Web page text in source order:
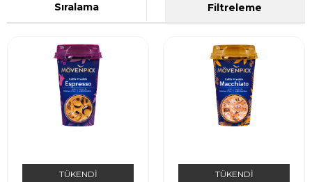
Filtreleme
Sıralama
TÜKENDI
MÖVENPICK Caffé
TÜKENDI
MÖVENPICK Caffé